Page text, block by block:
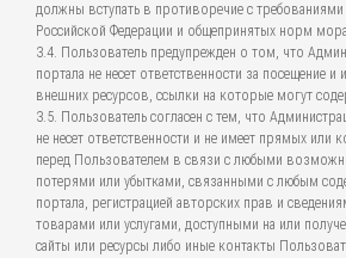
должны вступать в противоречие с требованиями
Российской Федерации и общепринятых норм
3.4. Пользователь предупрежден о том, что
портала не несет ответственности за посещение и
внешних ресурсов, ссылки на которые могут
3.5. Пользователь согласен с тем, что
не несет ответственности и не имеет прямых или
перед Пользователем в связи с любыми
потерями или убытками, связанными с любым
портала, регистрацией авторских прав и
товарами или услугами, доступными на или
сайты или ресурсы либо иные контакты